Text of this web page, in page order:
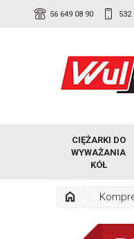
56 649 08 90 532
CIĘŻARKI DO
WYWAŻANIA
KÓŁ